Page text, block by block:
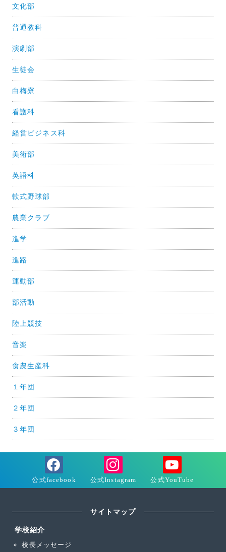
文化部
普通教科
演劇部
生徒会
白梅寮
看護科
経営ビジネス科
美術部
英語科
軟式野球部
農業クラブ
進学
進路
運動部
部活動
陸上競技
音楽
食農生産科
１年団
２年団
３年団
サイトマップ
学校紹介
校長メッセージ